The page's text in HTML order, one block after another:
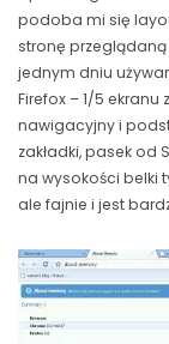
podoba mi się
stronę przeglądaną
jednym dniu
Firefox – 1/5
nawigacyjny i
zakładki, pasek od
na wysokości belki
ale fajnie i jest